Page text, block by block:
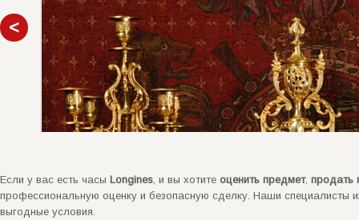
Если у вас есть часы Longines, и вы хотите оценить предмет, продать
профессиональную оценку и безопасную сделку. Наши специалисты
выгодные условия.